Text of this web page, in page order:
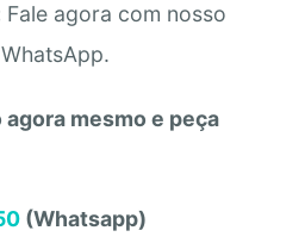
Fale agora com nosso
mesmo e peça
(Whatsapp)